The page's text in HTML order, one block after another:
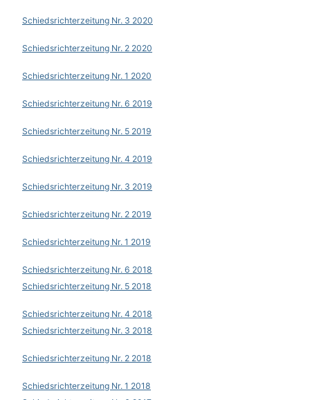
Schiedsrichterzeitung Nr. 3 2020
Schiedsrichterzeitung Nr. 2 2020
Schiedsrichterzeitung Nr. 1 2020
Schiedsrichterzeitung Nr. 6 2019
Schiedsrichterzeitung Nr. 5 2019
Schiedsrichterzeitung Nr. 4 2019
Schiedsrichterzeitung Nr. 3 2019
Schiedsrichterzeitung Nr. 2 2019
Schiedsrichterzeitung Nr. 1 2019
Schiedsrichterzeitung Nr. 6 2018
Schiedsrichterzeitung Nr. 5 2018
Schiedsrichterzeitung Nr. 4 2018
Schiedsrichterzeitung Nr. 3 2018
Schiedsrichterzeitung Nr. 2 2018
Schiedsrichterzeitung Nr. 1 2018